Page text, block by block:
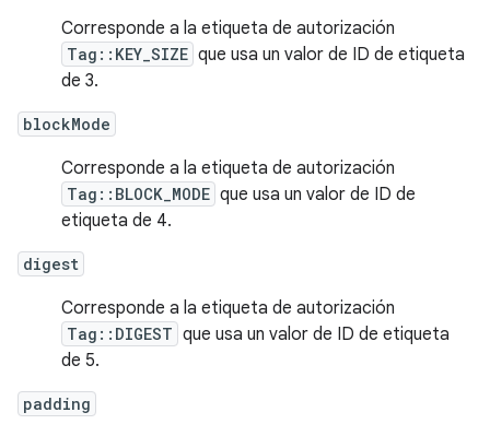
Corresponde a la etiqueta de autorización
Tag::KEY_SIZE que usa un valor de ID de etiqueta
de 3.
blockMode
Corresponde a la etiqueta de autorización
Tag::BLOCK_MODE que usa un valor de ID de
etiqueta de 4.
digest
Corresponde a la etiqueta de autorización
Tag::DIGEST que usa un valor de ID de etiqueta
de 5.
padding